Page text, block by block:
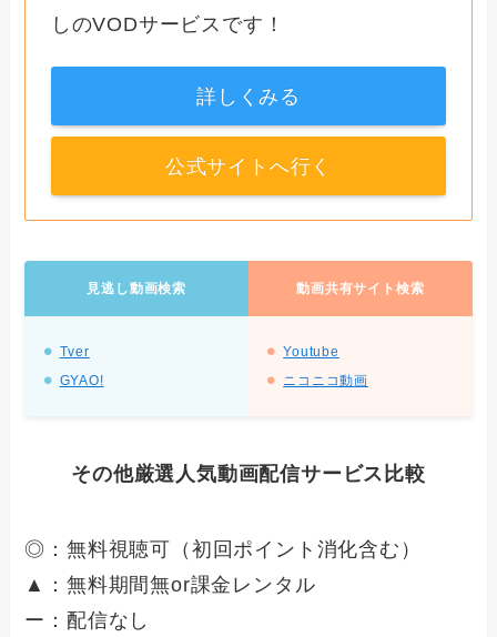
しのVODサービスです！
詳しくみる
公式サイトへ行く
見逃し動画検索 動画共有サイト検索
Tver
GYAO!
Youtube
ニコニコ動画
その他厳選人気動画配信サービス比較
◎：無料視聴可（初回ポイント消化含む）
▲：無料期間無or課金レンタル
ー：配信なし